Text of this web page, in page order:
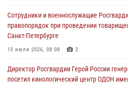
посетили мастер-класс по
05 августа 2026, 13:00 3
Офицеры Росгвардии и ветераны войск
05 августа 2026, 12:40
Сотрудники и военнослужащие
правопорядок при проведении
Санкт-Петербурге
13 июля 2026, 08:08 2
Директор Росгвардии Герой России
посетил кинологический центр ОДОН